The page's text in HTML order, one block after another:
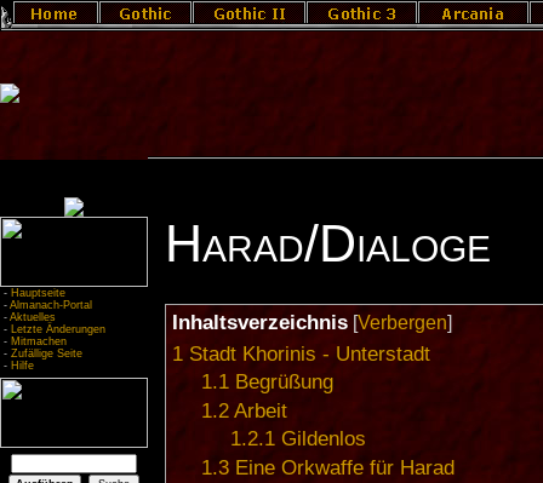
- Hauptseite
- Almanach-Portal
- Aktuelles
- Letzte Änderungen
- Mitmachen
- Zufällige Seite
- Hilfe
Harad/Dialoge
Inhaltsverzeichnis[Verbergen]
1 Stadt Khorinis - Unterstadt
1.1 Begrüßung
1.2 Arbeit
1.2.1 Gildenlos
1.3 Eine Orkwaffe für Harad